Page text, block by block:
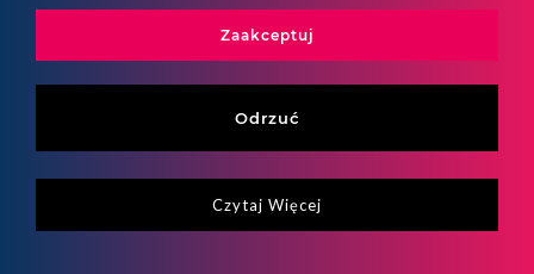
Zaakceptuj
Odrzuć
Czytaj Więcej